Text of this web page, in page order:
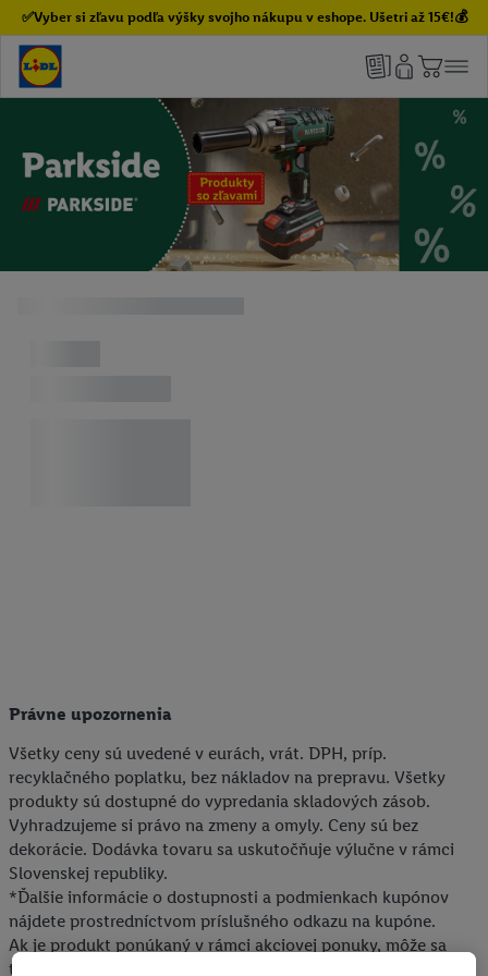
✅Vyber si zľavu podľa výšky svojho nákupu v eshope. Ušetri až 15€!💰
Právne upozornenia
Všetky ceny sú uvedené v eurách, vrát. DPH, príp.
recyklačného poplatku, bez nákladov na prepravu. Všetky
produkty sú dostupné do vypredania skladových zásob.
Vyhradzujeme si právo na zmeny a omyly. Ceny sú bez
dekorácie. Dodávka tovaru sa uskutočňuje výlučne v rámci
Slovenskej republiky.
*Ďalšie informácie o dostupnosti a podmienkach kupónov
nájdete prostredníctvom príslušného odkazu na kupóne.
Ak je produkt ponúkaný v rámci akciovej ponuky, môže sa
tento vzhľadom na obmedzené množstvo na sklade vypredať